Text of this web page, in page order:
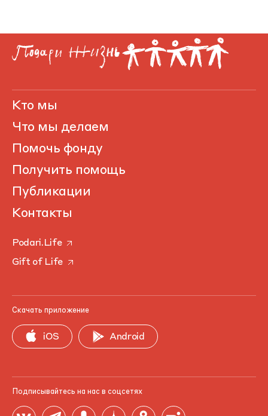
Кто мы
Что мы делаем
Помочь фонду
Получить помощь
Публикации
Контакты
Podari.Life
Gift of Life
Скачать приложение
iOS Android
Подписывайтесь на нас в соцсетях